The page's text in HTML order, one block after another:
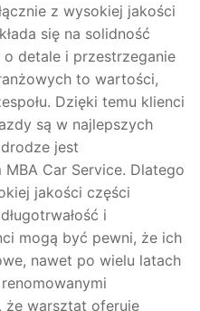
z wysokiej jakości
się na solidność
o detale i przestrzeganie
to wartości,
Dzięki temu klienci
są w najlepszych
jest
Car Service. Dlatego
jakości części
i
mogą być pewni, że ich
nawet po wielu latach
że warsztat oferuje